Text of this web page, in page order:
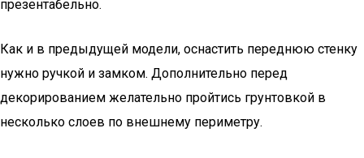
презентабельно.
Как и в предыдущей модели, оснастить переднюю стенку
нужно ручкой и замком. Дополнительно перед
декорированием желательно пройтись грунтовкой в
несколько слоев по внешнему периметру.